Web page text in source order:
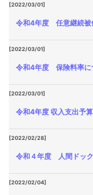
[2022/03/01]
令和4年度 任意継続被
[2022/03/01]
令和4年度 保険料率に
[2022/03/01]
令和4年度 収入支出予
[2022/02/28]
令和４年度 人間ドッ
[2022/02/04]